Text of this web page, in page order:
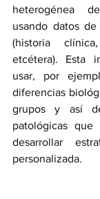
heterogénea
usando datos
(historia
etcétera). Esta
usar, por
diferencias
grupos y así
patológicas que
desarrollar
personalizada.